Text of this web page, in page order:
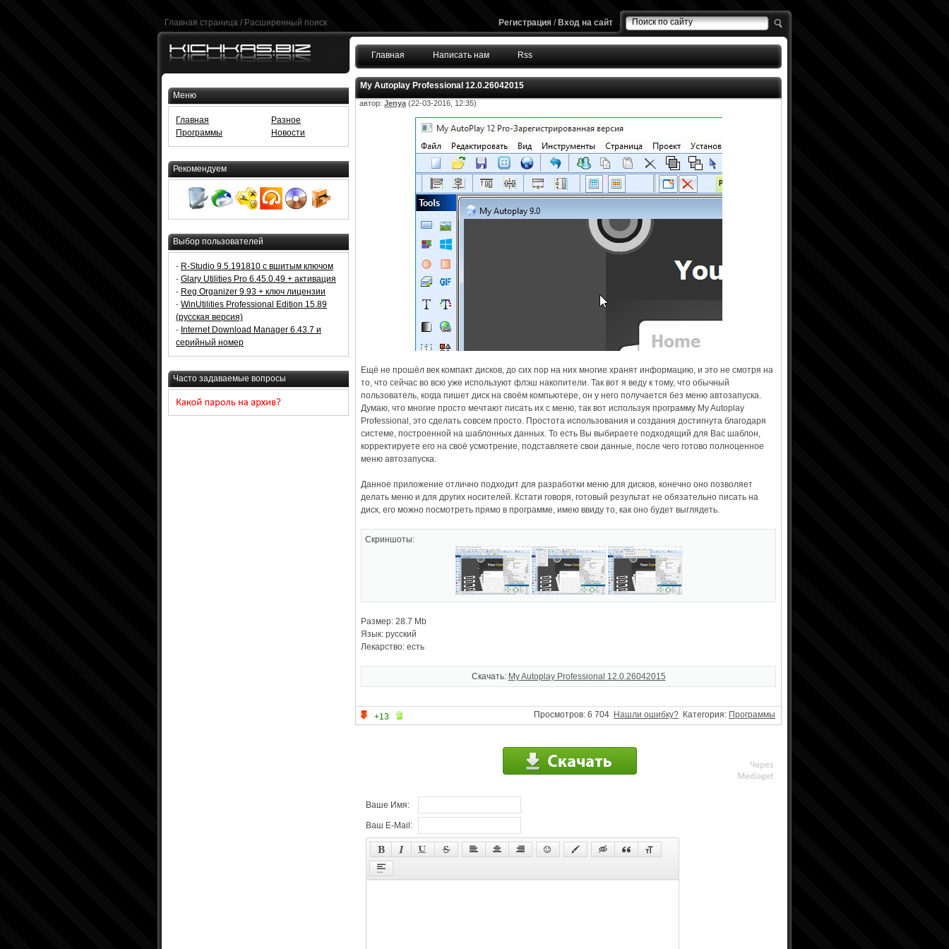
Главная страница / Расширенный поиск Регистрация / Вход на сайт
Главная Написать нам Rss
My Autoplay Professional 12.0.26042015
автор: Jenya (22-03-2016, 12:35)
Ещё не прошёл век компакт дисков, до сих пор на них многие хранят информацию, и это не смотря на
то, что сейчас во всю уже используют флэш накопители. Так вот я веду к тому, что обычный
пользователь, когда пишет диск на своём компьютере, он у него получается без меню автозапуска.
Думаю, что многие просто мечтают писать их с меню, так вот используя программу My Autoplay
Professional, это сделать совсем просто. Простота использования и создания достигнута благодаря
системе, построенной на шаблонных данных. То есть Вы выбираете подходящий для Вас шаблон,
корректируете его на своё усмотрение, подставляете свои данные, после чего готово полноценное
меню автозапуска.
Данное приложение отлично подходит для разработки меню для дисков, конечно оно позволяет
делать меню и для других носителей. Кстати говоря, готовый результат не обязательно писать на
диск, его можно посмотреть прямо в программе, имею ввиду то, как оно будет выглядеть.
Скриншоты:
Размер: 28.7 Mb
Язык: русский
Лекарство: есть
Скачать: My Autoplay Professional 12.0.26042015
+13 Просмотров: 6 704 Нашли ошибку? Категория: Программы
Ваше Имя:
Ваш E-Mail:
Меню
Главная
Программы
Разное
Новости
Рекомендуем
Выбор пользователей
- R-Studio 9.5.191810 с вшитым ключом
- Glary Utilities Pro 6.45.0.49 + активация
- Reg Organizer 9.93 + ключ лицензии
- WinUtilities Professional Edition 15.89
(русская версия)
- Internet Download Manager 6.43.7 и
серийный номер
Часто задаваемые вопросы